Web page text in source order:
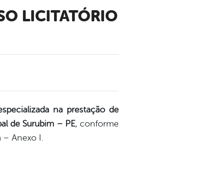
na prestação de
de Surubim – PE, conforme
– Anexo I.